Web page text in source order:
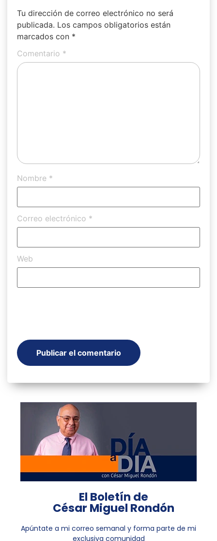
Tu dirección de correo electrónico no será
publicada. Los campos obligatorios están
marcados con *
Comentario *
Nombre *
Correo electrónico *
Web
El Boletín de
César Miguel Rondón
Apúntate a mi correo semanal y forma parte de mi
exclusiva comunidad